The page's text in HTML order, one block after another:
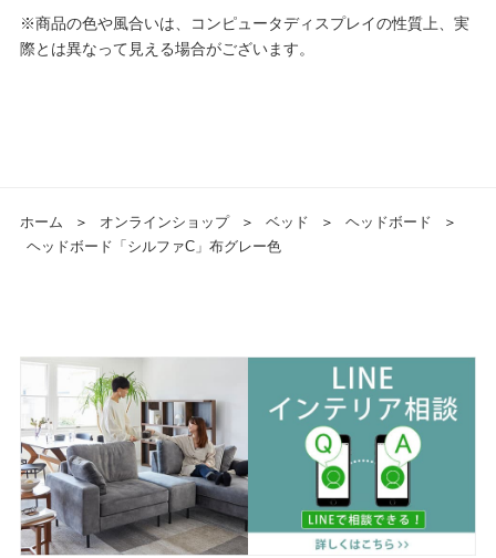
※商品の色や風合いは、コンピュータディスプレイの性質上、実
際とは異なって見える場合がございます。
ホーム ＞ オンラインショップ ＞ ベッド ＞ ヘッドボード
＞
ヘッドボード「シルファC」布グレー色